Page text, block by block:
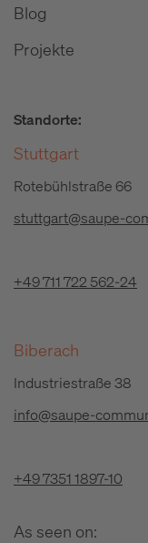
Blog
Projekte
Standorte:
Stuttgart
Rotebühlstraße 66
stuttgart@saupe-
+49 711 722 562-24
Biberach
Industriestraße 38
info@saupe-
+49 7351 1897-10
As seen on: